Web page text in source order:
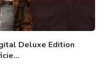
Deluxe Edition